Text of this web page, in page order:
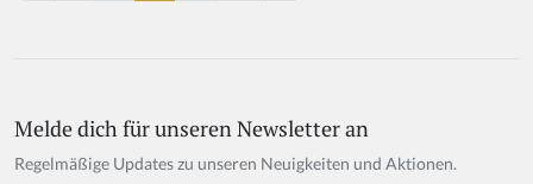
Melde dich für unseren Newsletter an
Regelmäßige Updates zu unseren Neuigkeiten und Aktionen.